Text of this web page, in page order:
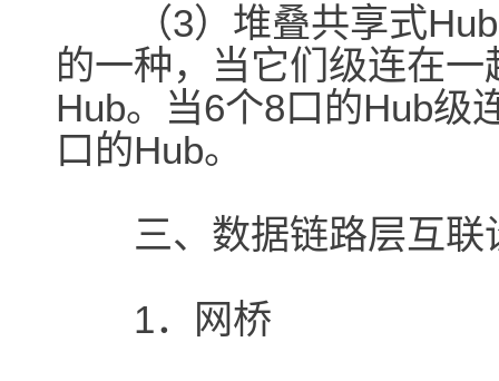
（3）堆叠共享式Hub
的一种，当它们级连在
Hub。当6个8口的Hub级
口的Hub。
三、数据链路层互联
1．网桥